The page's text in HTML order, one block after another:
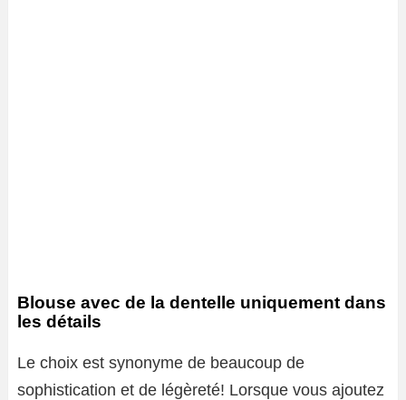
Blouse avec de la dentelle uniquement dans
les détails
Le choix est synonyme de beaucoup de
sophistication et de légèreté! Lorsque vous ajoutez